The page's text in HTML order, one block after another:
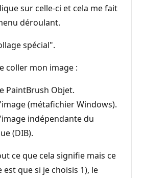
sur celle-ci et cela me fait
déroulant.
spécial".
coller mon image :
PaintBrush Objet.
(métafichier Windows).
indépendante du
(DIB).
ce que cela signifie mais ce
que si je choisis 1), le